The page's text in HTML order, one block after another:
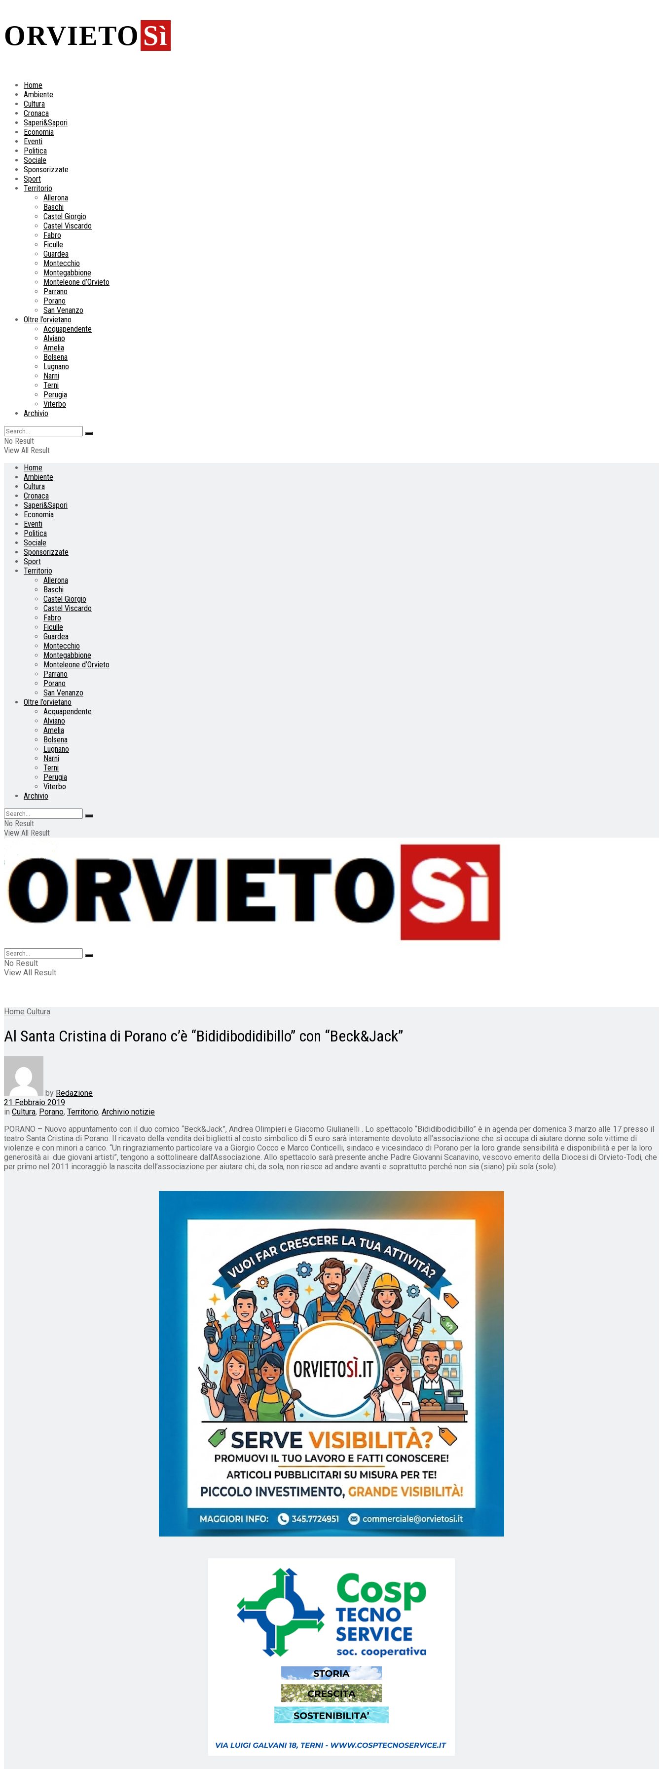
ORVIETO Sì
Home
Ambiente
Cultura
Cronaca
Saperi&Sapori
Economia
Eventi
Politica
Sociale
Sponsorizzate
Sport
Territorio
Allerona
Baschi
Castel Giorgio
Castel Viscardo
Fabro
Ficulle
Guardea
Montecchio
Montegabbione
Monteleone d’Orvieto
Parrano
Porano
San Venanzo
Oltre l’orvietano
Acquapendente
Alviano
Amelia
Bolsena
Lugnano
Narni
Terni
Perugia
Viterbo
Archivio
No Result
View All Result
Home
Ambiente
Cultura
Cronaca
Saperi&Sapori
Economia
Eventi
Politica
Sociale
Sponsorizzate
Sport
Territorio
Allerona
Baschi
Castel Giorgio
Castel Viscardo
Fabro
Ficulle
Guardea
Montecchio
Montegabbione
Monteleone d’Orvieto
Parrano
Porano
San Venanzo
Oltre l’orvietano
Acquapendente
Alviano
Amelia
Bolsena
Lugnano
Narni
Terni
Perugia
Viterbo
Archivio
No Result
View All Result
No Result
View All Result
Home Cultura
Al Santa Cristina di Porano c’è “Bididibodidibillo” con “Beck&Jack”
by Redazione
21 Febbraio 2019
in Cultura, Porano, Territorio, Archivio notizie
PORANO – Nuovo appuntamento con il duo comico “Beck&Jack”, Andrea Olimpieri e Giacomo Giulianelli . Lo spettacolo “Bididibodidibillo” è in agenda per domenica 3 marzo alle 17 presso il
teatro Santa Cristina di Porano. Il ricavato della vendita dei biglietti al costo simbolico di 5 euro sarà interamente devoluto all’associazione che si occupa di aiutare donne sole vittime di
violenze e con minori a carico. “Un ringraziamento particolare va a Giorgio Cocco e Marco Conticelli, sindaco e vicesindaco di Porano per la loro grande sensibilità e disponibilità e per la loro
generosità ai due giovani artisti”, tengono a sottolineare dall’Associazione. Allo spettacolo sarà presente anche Padre Giovanni Scanavino, vescovo emerito della Diocesi di Orvieto-Todi, che
per primo nel 2011 incoraggiò la nascita dell’associazione per aiutare chi, da sola, non riesce ad andare avanti e soprattutto perché non sia (siano) più sola (sole).